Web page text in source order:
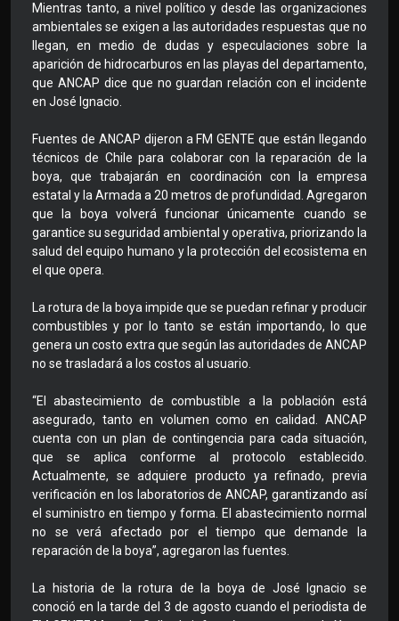
Mientras tanto, a nivel político y desde las organizaciones
ambientales se exigen a las autoridades respuestas que no
llegan, en medio de dudas y especulaciones sobre la
aparición de hidrocarburos en las playas del departamento,
que ANCAP dice que no guardan relación con el incidente
en José Ignacio.
Fuentes de ANCAP dijeron a FM GENTE que están llegando
técnicos de Chile para colaborar con la reparación de la
boya, que trabajarán en coordinación con la empresa
estatal y la Armada a 20 metros de profundidad. Agregaron
que la boya volverá funcionar únicamente cuando se
garantice su seguridad ambiental y operativa, priorizando la
salud del equipo humano y la protección del ecosistema en
el que opera.
La rotura de la boya impide que se puedan refinar y producir
combustibles y por lo tanto se están importando, lo que
genera un costo extra que según las autoridades de ANCAP
no se trasladará a los costos al usuario.
“El abastecimiento de combustible a la población está
asegurado, tanto en volumen como en calidad. ANCAP
cuenta con un plan de contingencia para cada situación,
que se aplica conforme al protocolo establecido.
Actualmente, se adquiere producto ya refinado, previa
verificación en los laboratorios de ANCAP, garantizando así
el suministro en tiempo y forma. El abastecimiento normal
no se verá afectado por el tiempo que demande la
reparación de la boya”, agregaron las fuentes.
La historia de la rotura de la boya de José Ignacio se
conoció en la tarde del 3 de agosto cuando el periodista de